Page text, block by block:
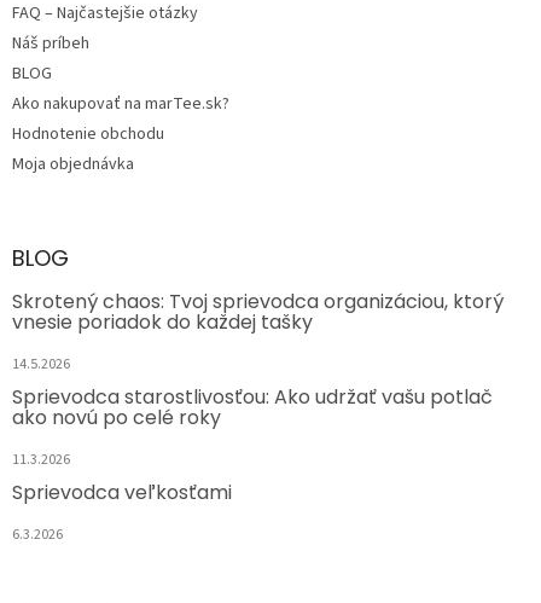
FAQ – Najčastejšie otázky
Náš príbeh
BLOG
Ako nakupovať na marTee.sk?
Hodnotenie obchodu
Moja objednávka
BLOG
Skrotený chaos: Tvoj sprievodca organizáciou, ktorý
vnesie poriadok do každej tašky
14.5.2026
Sprievodca starostlivosťou: Ako udržať vašu potlač
ako novú po celé roky
11.3.2026
Sprievodca veľkosťami
6.3.2026